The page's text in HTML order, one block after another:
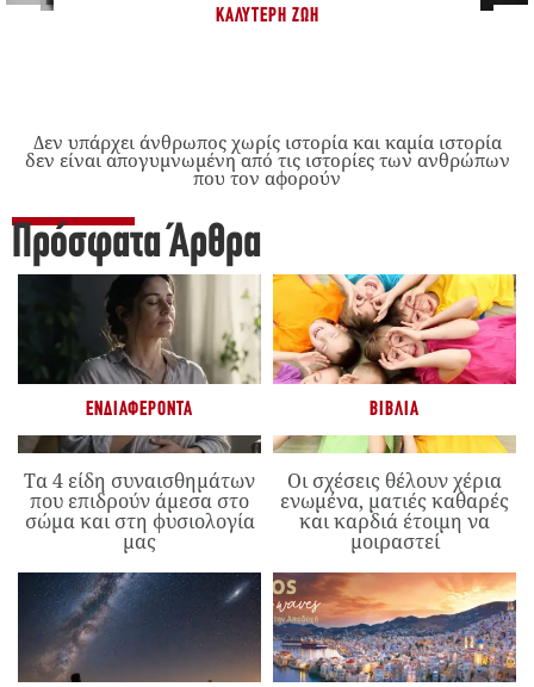
ΚΑΛΎΤΕΡΗ ΖΩΉ
Δεν υπάρχει άνθρωπος χωρίς ιστορία και καμία ιστορία
δεν είναι απογυμνωμένη από τις ιστορίες των ανθρώπων
που τον αφορούν
Πρόσφατα Άρθρα
ΕΝΔΙΑΦΈΡΟΝΤΑ
Τα 4 είδη συναισθημάτων
που επιδρούν άμεσα στο
σώμα και στη φυσιολογία
μας
ΒΙΒΛΊΑ
Οι σχέσεις θέλουν χέρια
ενωμένα, ματιές καθαρές
και καρδιά έτοιμη να
μοιραστεί